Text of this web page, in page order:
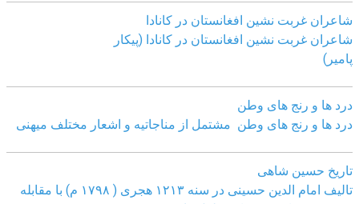
شاعران غربت نشین افغانستان در کانادا
شاعران غربت نشین افغانستان در کانادا (پیکار
پامیر)
درد ها و رنج های وطن
درد ها و رنج های وطن مشتمل از مناجاتیه و اشعار مختلف میهنی
تاریخ حسین شاهی
تالیف امام الدین حسینی در سنه ۱۲۱۳ هجری ( ۱۷۹۸ م) با مقابله